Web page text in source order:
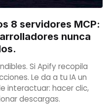
8 servidores MCP:
nunca
Si Apify recopila
Le da a tu IA un
interactuar: hacer clic,
descargas.